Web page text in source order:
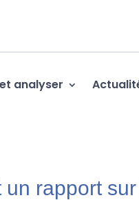
analyser
rapport